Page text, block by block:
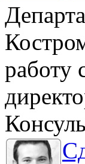
работу